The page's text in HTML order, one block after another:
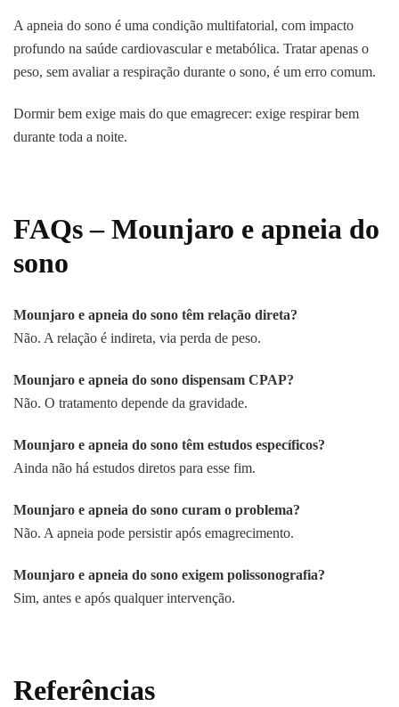
A apneia do sono é uma condição multifatorial, com impacto
profundo na saúde cardiovascular e metabólica. Tratar apenas o
peso, sem avaliar a respiração durante o sono, é um erro comum.
Dormir bem exige mais do que emagrecer: exige respirar bem
durante toda a noite.
FAQs – Mounjaro e apneia do
sono
Mounjaro e apneia do sono têm relação direta?
Não. A relação é indireta, via perda de peso.
Mounjaro e apneia do sono dispensam CPAP?
Não. O tratamento depende da gravidade.
Mounjaro e apneia do sono têm estudos específicos?
Ainda não há estudos diretos para esse fim.
Mounjaro e apneia do sono curam o problema?
Não. A apneia pode persistir após emagrecimento.
Mounjaro e apneia do sono exigem polissonografia?
Sim, antes e após qualquer intervenção.
Referências